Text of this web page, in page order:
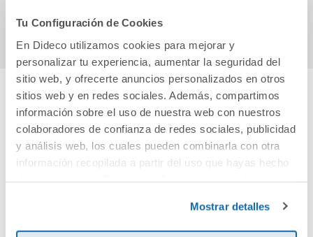
Tu Configuración de Cookies
En Dideco utilizamos cookies para mejorar y
personalizar tu experiencia, aumentar la seguridad del
sitio web, y ofrecerte anuncios personalizados en otros
sitios web y en redes sociales. Además, compartimos
información sobre el uso de nuestra web con nuestros
colaboradores de confianza de redes sociales, publicidad
y análisis web, los cuales pueden combinarla con otra
información recopilada a partir del uso que hayas hecho
Mostrar detalles
Comprar
Cuéntanos tu opinión
¡Sé el primero en valorar este producto!
Debes iniciar sesión para poder valorarlo